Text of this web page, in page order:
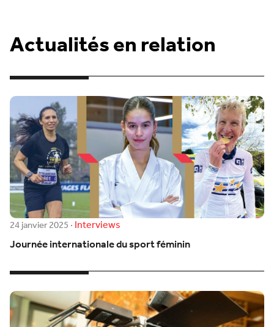
Actualités en relation
24 janvier 2025·Interviews
Journée internationale du sport féminin